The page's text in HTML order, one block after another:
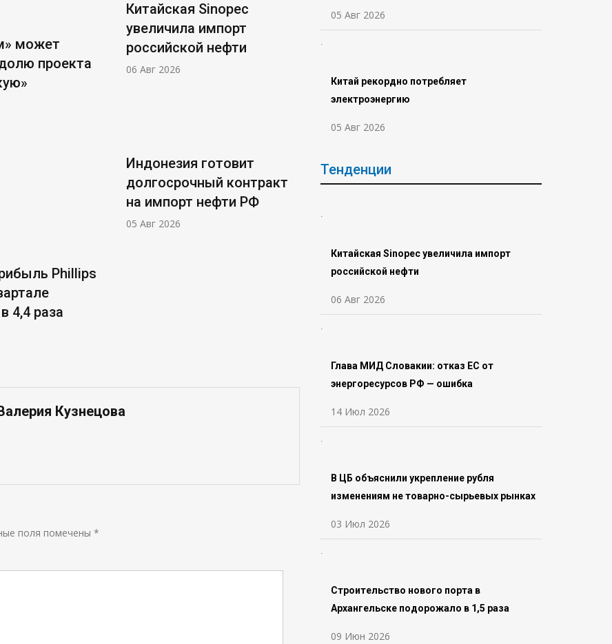
может
проекта
Китайская Sinopec
увеличила импорт
российской нефти
06 Авг 2026
Phillips
4,4 раза
Индонезия готовит
долгосрочный контракт
на импорт нефти РФ
05 Авг 2026
Кузнецова
поля помечены *
05 Авг 2026
Китай рекордно потребляет
электроэнергию
05 Авг 2026
Тенденции
Китайская Sinopec увеличила импорт
российской нефти
06 Авг 2026
Глава МИД Словакии: отказ ЕС от
энергоресурсов РФ — ошибка
14 Июл 2026
В ЦБ объяснили укрепление рубля
изменениям не товарно-сырьевых рынках
03 Июл 2026
Строительство нового порта в
Архангельске подорожало в 1,5 раза
09 Июн 2026